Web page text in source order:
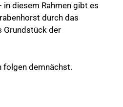
diesem Rahmen gibt es
durch das
Grundstück der
folgen demnächst.